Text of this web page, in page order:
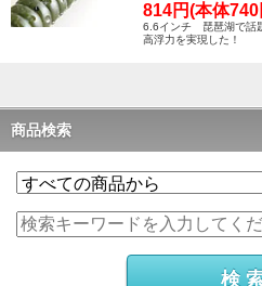
814円(本体
6.6インチ 琵琶湖で話
高浮力を実現した！
商品検索